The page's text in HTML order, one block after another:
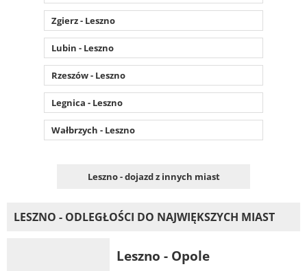
Zgierz - Leszno
Lubin - Leszno
Rzeszów - Leszno
Legnica - Leszno
Wałbrzych - Leszno
Leszno - dojazd z innych miast
LESZNO - ODLEGŁOŚCI DO NAJWIĘKSZYCH MIAST
Leszno - Opole